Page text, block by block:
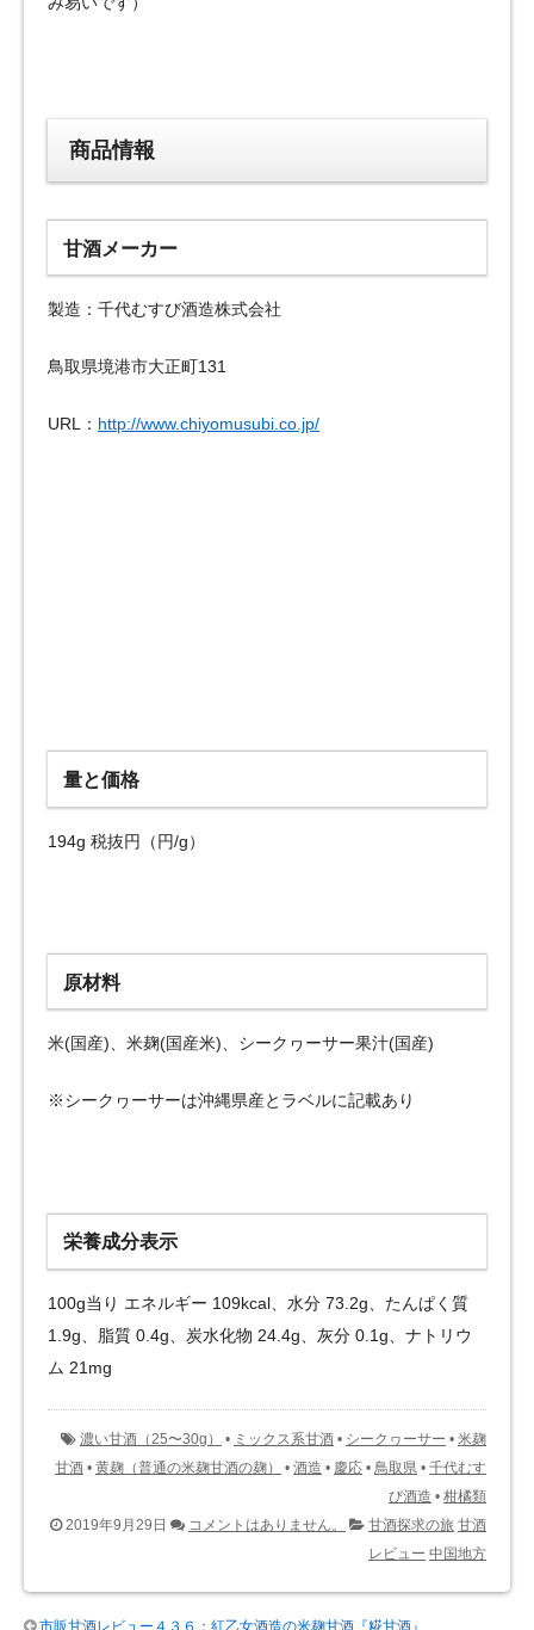
商品情報
甘酒メーカー
製造：千代むすび酒造株式会社
鳥取県境港市大正町131
URL： http://www.chiyomusubi.co.jp/
量と価格
194g 税抜円（円/g）
原材料
米(国産)、米麹(国産米)、シークヮーサー果汁(国産)
※シークヮーサーは沖縄県産とラベルに記載あり
栄養成分表示
100g当り エネルギー 109kcal、水分 73.2g、たんぱく質
1.9g、脂質 0.4g、炭水化物 24.4g、灰分 0.1g、ナトリウ
ム 21mg
濃い甘酒（25〜30g） • ミックス系甘酒 • シークヮーサー • 米麹
甘酒 • 黄麹（普通の米麹甘酒の麹） • 酒造 • 慶応 • 鳥取県 • 千代むす
び酒造 • 柑橘類
2019年9月29日
コメントはありません。 甘酒探求の旅 甘酒
レビュー 中国地方
市販甘酒レビュー４３６：紅乙女酒造の米麹甘酒『糀甘酒』